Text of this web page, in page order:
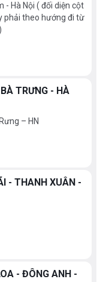
- Hà Nội ( đối diện cột
phải theo hướng đi từ
TRƯNG - HÀ
– HN
- THANH XUÂN -
- ĐÔNG ANH -